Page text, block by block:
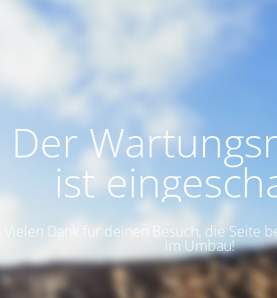
Der
ist
Vielen Dank für deinen Besuch, die Seite
im Umbau!